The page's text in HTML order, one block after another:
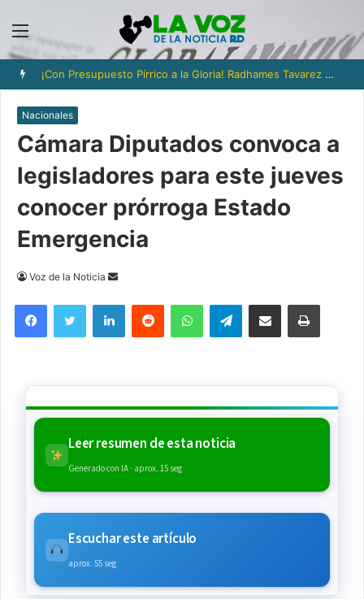
Menú
¡Con Presupuesto Pírrico a la Gloria! Radhames Tavarez y la Hazaña Dorada de la Natación Dominicana
Nacionales
Cámara Diputados convoca a
legisladores para este jueves
conocer prórroga Estado
Emergencia
Voz de la Noticia
Send
FacebookTwitter LinkedInReddit WhatsAppTelegramCompartir via Email Imprimi
Leer resumen de esta noticia
Generado con IA · aprox. 15 seg
Escuchar este artículo
aprox. 55 seg